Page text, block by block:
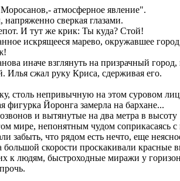
атмосферное явление".
напряженно сверкая глазами.
И тут же крик: Ты куда? Стой!
искрящееся марево, окружавшее
иначе взглянуть на призрачный город,
Илья сжал руку Криса, сдерживая его.
столь непривычную на этом суровом
фигурка Йоронга замерла на бархане...
и вытянутые на два метра в высоту
мире, непонятным чудом соприкасаясь
забыть, что рядом есть нечто, еще
скорости проскакивали красные
к людям, быстроходные миражи у